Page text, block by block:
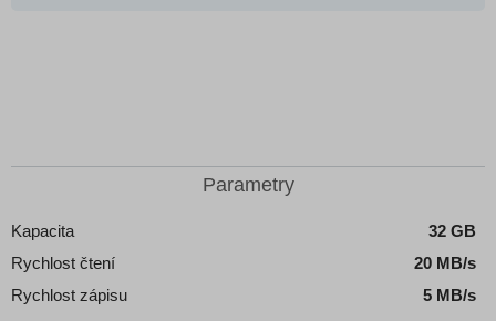
Parametry
Kapacita
32 GB
Rychlost čtení
20 MB/s
Rychlost zápisu
5 MB/s